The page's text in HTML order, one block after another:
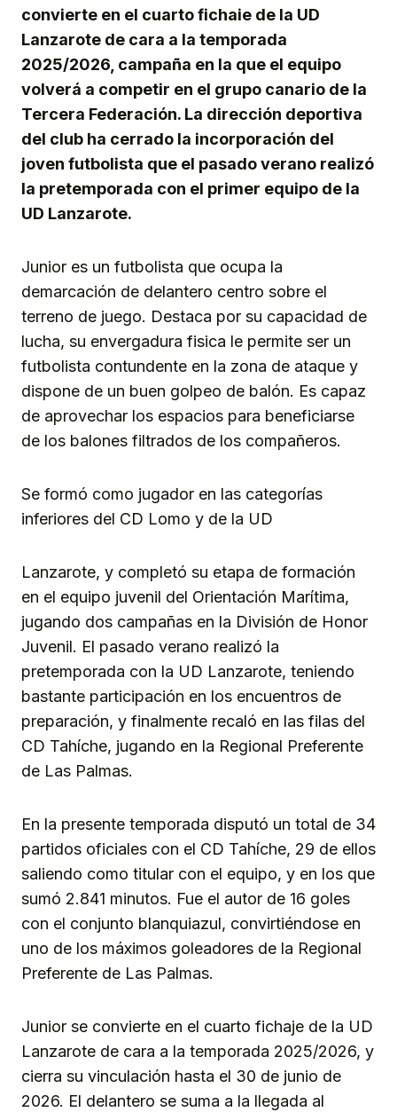
convierte en el cuarto fichaie de la UD
Lanzarote de cara a la temporada
2025/2026, campaña en la que el equipo
volverá a competir en el grupo canario de la
Tercera Federación. La dirección deportiva
del club ha cerrado la incorporación del
joven futbolista que el pasado verano realizó
la pretemporada con el primer equipo de la
UD Lanzarote.
Junior es un futbolista que ocupa la
demarcación de delantero centro sobre el
terreno de juego. Destaca por su capacidad de
lucha, su envergadura fisica le permite ser un
futbolista contundente en la zona de ataque y
dispone de un buen golpeo de balón. Es capaz
de aprovechar los espacios para beneficiarse
de los balones filtrados de los compañeros.
Se formó como jugador en las categorías
inferiores del CD Lomo y de la UD
Lanzarote, y completó su etapa de formación
en el equipo juvenil del Orientación Marítima,
jugando dos campañas en la División de Honor
Juvenil. El pasado verano realizó la
pretemporada con la UD Lanzarote, teniendo
bastante participación en los encuentros de
preparación, y finalmente recaló en las filas del
CD Tahíche, jugando en la Regional Preferente
de Las Palmas.
En la presente temporada disputó un total de 34
partidos oficiales con el CD Tahíche, 29 de ellos
saliendo como titular con el equipo, y en los que
sumó 2.841 minutos. Fue el autor de 16 goles
con el conjunto blanquiazul, convirtiéndose en
uno de los máximos goleadores de la Regional
Preferente de Las Palmas.
Junior se convierte en el cuarto fichaje de la UD
Lanzarote de cara a la temporada 2025/2026, y
cierra su vinculación hasta el 30 de junio de
2026. El delantero se suma a la llegada al